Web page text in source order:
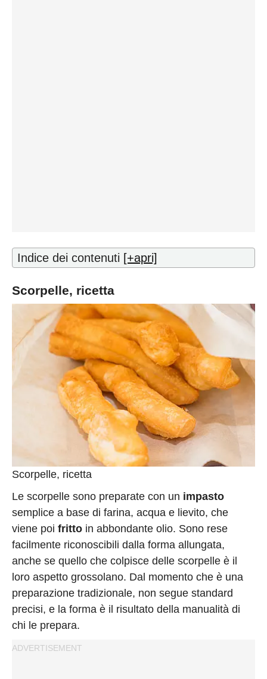
Indice dei contenuti [+apri]
Scorpelle, ricetta
Scorpelle, ricetta
Le scorpelle sono preparate con un impasto
semplice a base di farina, acqua e lievito, che
viene poi fritto in abbondante olio. Sono rese
facilmente riconoscibili dalla forma allungata,
anche se quello che colpisce delle scorpelle è il
loro aspetto grossolano. Dal momento che è una
preparazione tradizionale, non segue standard
precisi, e la forma è il risultato della manualità di
chi le prepara.